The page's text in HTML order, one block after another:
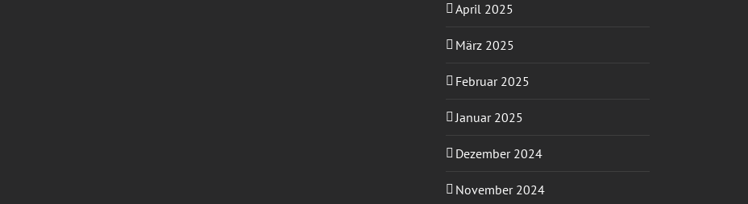
April 2025
März 2025
Februar 2025
Januar 2025
Dezember 2024
November 2024